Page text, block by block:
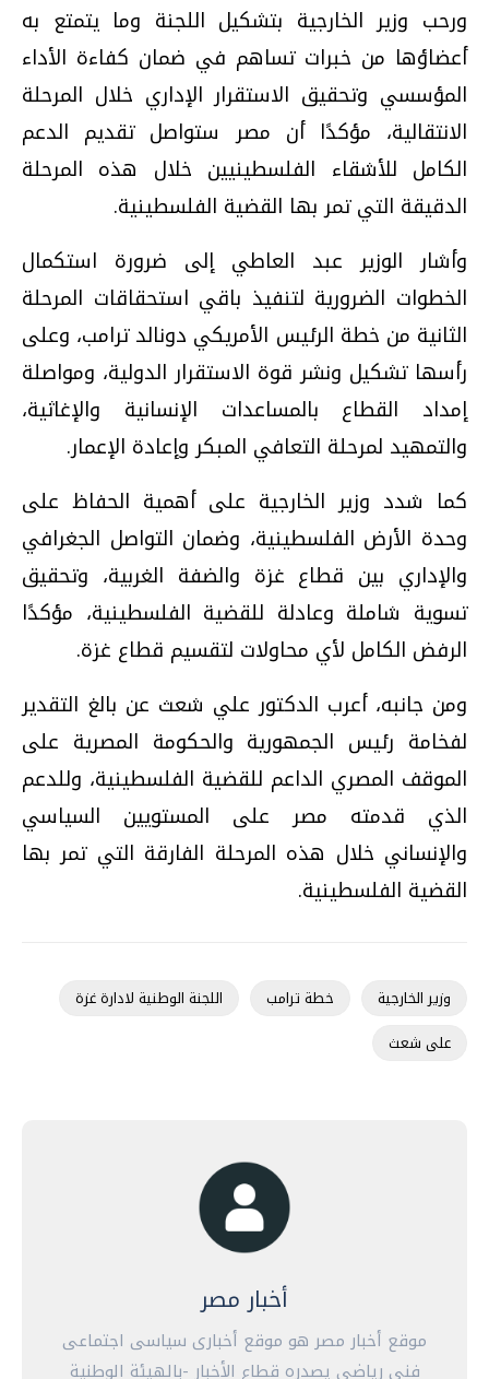
ورحب وزير الخارجية بتشكيل اللجنة وما يتمتع به
أعضاؤها من خبرات تساهم في ضمان كفاءة الأداء
المؤسسي وتحقيق الاستقرار الإداري خلال المرحلة
الانتقالية، مؤكدًا أن مصر ستواصل تقديم الدعم
الكامل للأشقاء الفلسطينيين خلال هذه المرحلة
الدقيقة التي تمر بها القضية الفلسطينية.
وأشار الوزير عبد العاطي إلى ضرورة استكمال
الخطوات الضرورية لتنفيذ باقي استحقاقات المرحلة
الثانية من خطة الرئيس الأمريكي دونالد ترامب، وعلى
رأسها تشكيل ونشر قوة الاستقرار الدولية، ومواصلة
إمداد القطاع بالمساعدات الإنسانية والإغاثية،
والتمهيد لمرحلة التعافي المبكر وإعادة الإعمار.
كما شدد وزير الخارجية على أهمية الحفاظ على
وحدة الأرض الفلسطينية، وضمان التواصل الجغرافي
والإداري بين قطاع غزة والضفة الغربية، وتحقيق
تسوية شاملة وعادلة للقضية الفلسطينية، مؤكدًا
الرفض الكامل لأي محاولات لتقسيم قطاع غزة.
ومن جانبه، أعرب الدكتور علي شعث عن بالغ التقدير
لفخامة رئيس الجمهورية والحكومة المصرية على
الموقف المصري الداعم للقضية الفلسطينية، وللدعم
الذي قدمته مصر على المستويين السياسي
والإنساني خلال هذه المرحلة الفارقة التي تمر بها
القضية الفلسطينية.
وزير الخارجية خطة ترامب
اللجنة الوطنية لادارة غزة
على شعث
أخبار مصر
موقع أخبار مصر هو موقع أخبارى سياسى اجتماعى
فنى رياضى يصدره قطاع الأخبار -بالهيئة الوطنية